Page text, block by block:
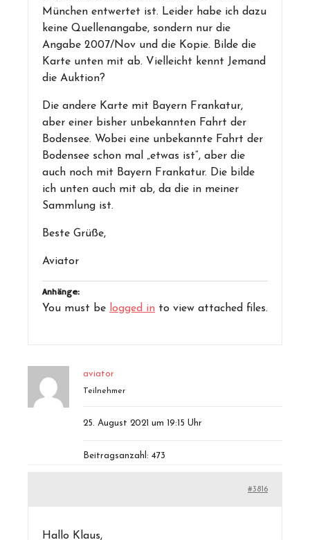
München entwertet ist. Leider habe ich dazu
keine Quellenangabe, sondern nur die
Angabe 2007/Nov und die Kopie. Bilde die
Karte unten mit ab. Vielleicht kennt Jemand
die Auktion?
Die andere Karte mit Bayern Frankatur,
aber einer bisher unbekannten Fahrt der
Bodensee. Wobei eine unbekannte Fahrt der
Bodensee schon mal „etwas ist“, aber die
auch noch mit Bayern Frankatur. Die bilde
ich unten auch mit ab, da die in meiner
Sammlung ist.
Beste Grüße,
Aviator
Anhänge:
You must be logged in to view attached files.
aviator
Teilnehmer
25. August 2021 um 19:15 Uhr
Beitragsanzahl: 473
#3816
Hallo Klaus,